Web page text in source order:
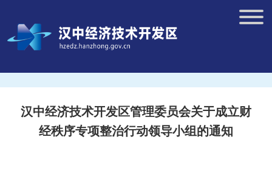
汉中经济技术开发区管理委员会关于成立财
经秩序专项整治行动领导小组的通知